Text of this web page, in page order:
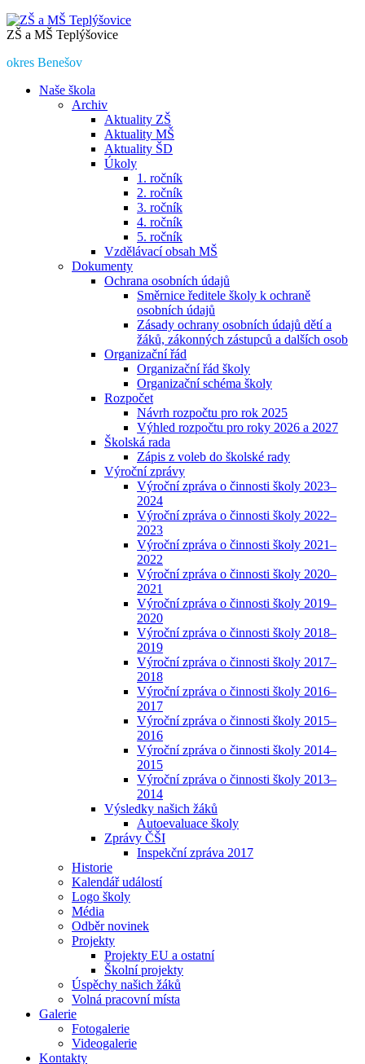
ZŠ a MŠ Teplýšovice
okres Benešov
Naše škola
Archiv
Aktuality ZŠ
Aktuality MŠ
Aktuality ŠD
Úkoly
1. ročník
2. ročník
3. ročník
4. ročník
5. ročník
Vzdělávací obsah MŠ
Dokumenty
Ochrana osobních údajů
Směrnice ředitele školy k ochraně
osobních údajů
Zásady ochrany osobních údajů dětí a
žáků, zákonných zástupců a dalších osob
Organizační řád
Organizační řád školy
Organizační schéma školy
Rozpočet
Návrh rozpočtu pro rok 2025
Výhled rozpočtu pro roky 2026 a 2027
Školská rada
Zápis z voleb do školské rady
Výroční zprávy
Výroční zpráva o činnosti školy 2023–
2024
Výroční zpráva o činnosti školy 2022–
2023
Výroční zpráva o činnosti školy 2021–
2022
Výroční zpráva o činnosti školy 2020–
2021
Výroční zpráva o činnosti školy 2019–
2020
Výroční zpráva o činnosti školy 2018–
2019
Výroční zpráva o činnosti školy 2017–
2018
Výroční zpráva o činnosti školy 2016–
2017
Výroční zpráva o činnosti školy 2015–
2016
Výroční zpráva o činnosti školy 2014–
2015
Výroční zpráva o činnosti školy 2013–
2014
Výsledky našich žáků
Autoevaluace školy
Zprávy ČŠI
Inspekční zpráva 2017
Historie
Kalendář událostí
Logo školy
Média
Odběr novinek
Projekty
Projekty EU a ostatní
Školní projekty
Úspěchy našich žáků
Volná pracovní místa
Galerie
Fotogalerie
Videogalerie
Kontakty